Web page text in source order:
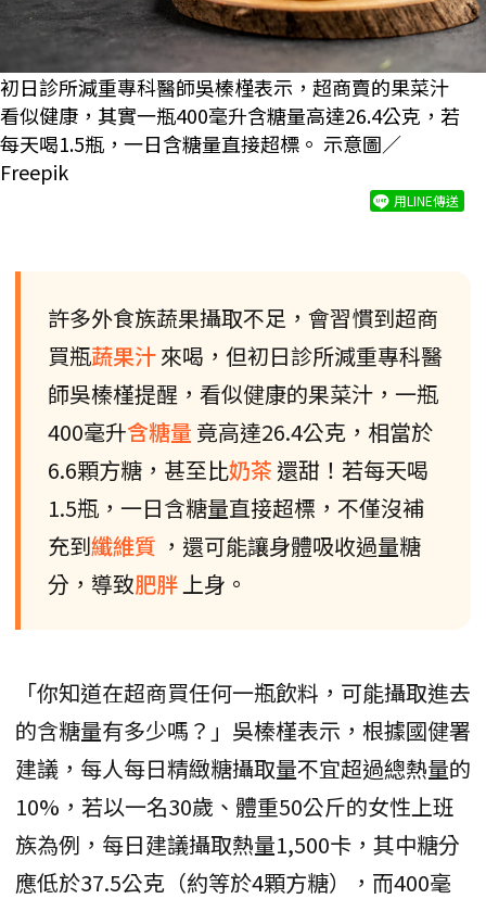
初日診所減重專科醫師吳榛槿表示，超商賣的果菜汁
看似健康，其實一瓶400毫升含糖量高達26.4公克，若
每天喝1.5瓶，一日含糖量直接超標。 示意圖／
Freepik
用LINE傳送
許多外食族蔬果攝取不足，會習慣到超商
買瓶蔬果汁來喝，但初日診所減重專科醫
師吳榛槿提醒，看似健康的果菜汁，一瓶
400毫升含糖量 竟高達26.4公克，相當於
6.6顆方糖，甚至比奶茶 還甜！若每天喝
1.5瓶，一日含糖量直接超標，不僅沒補
充到纖維質 ，還可能讓身體吸收過量糖
分，導致肥胖上身。
「你知道在超商買任何一瓶飲料，可能攝取進去
的含糖量有多少嗎？」吳榛槿表示，根據國健署
建議，每人每日精緻糖攝取量不宜超過總熱量的
10%，若以一名30歲、體重50公斤的女性上班
族為例，每日建議攝取熱量1,500卡，其中糖分
應低於37.5公克（約等於4顆方糖），而400毫